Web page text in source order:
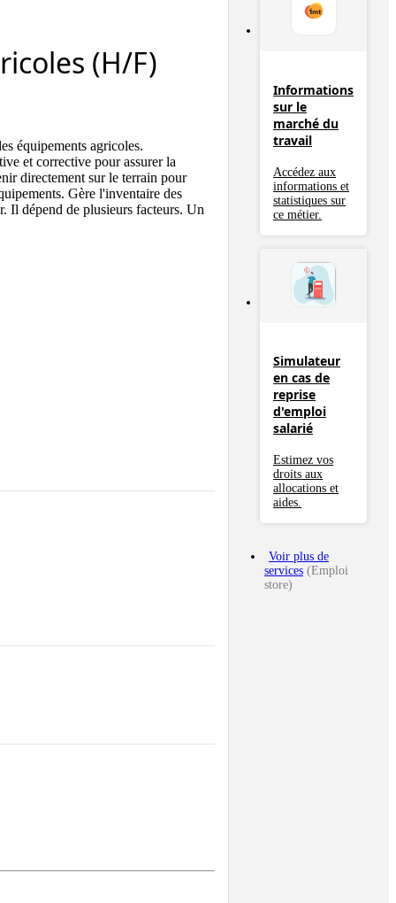
(H/F)
équipements agricoles.
et corrective pour assurer la
directement sur le terrain pour
Gère l'inventaire des
Il dépend de plusieurs facteurs. Un
Informations
sur le
marché du
travail
Accédez aux
informations et
statistiques sur
ce métier.
Simulateur
en cas de
reprise
d'emploi
salarié
Estimez vos
droits aux
allocations et
aides.
Voir plus de
services (Emploi
store)